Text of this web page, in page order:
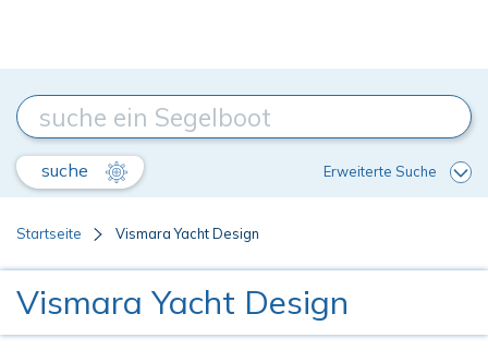
suche Erweiterte Suche
Startseite Vismara Yacht Design
Vismara Yacht Design